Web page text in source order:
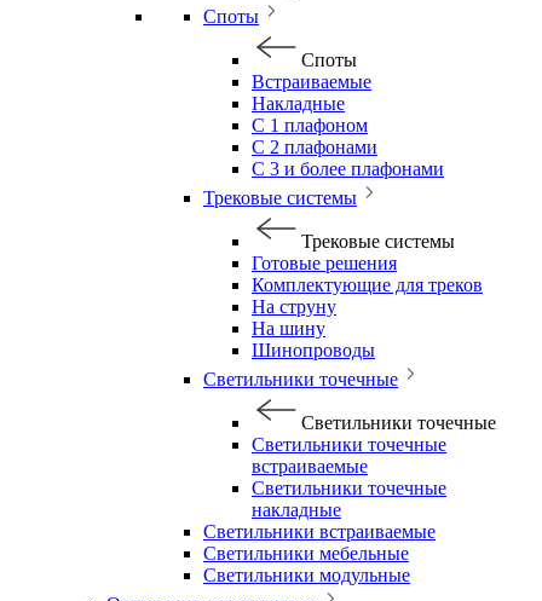
Споты
Споты
Встраиваемые
Накладные
С 1 плафоном
С 2 плафонами
С 3 и более плафонами
Трековые системы
Трековые системы
Готовые решения
Комплектующие для треков
На струну
На шину
Шинопроводы
Светильники точечные
Светильники точечные
Светильники точечные
встраиваемые
Светильники точечные
накладные
Светильники встраиваемые
Светильники мебельные
Светильники модульные